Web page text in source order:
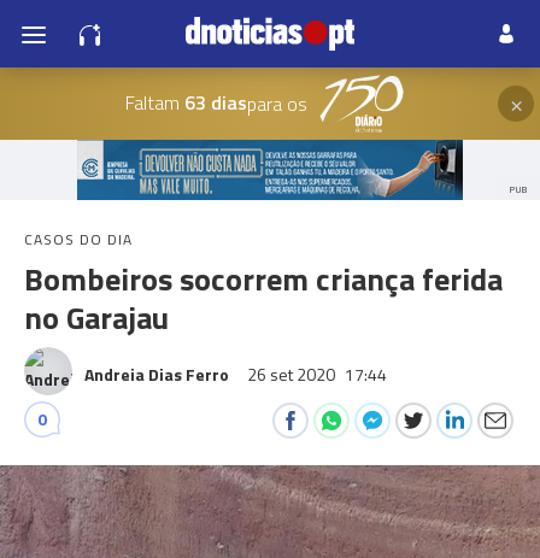
Faltam 63 diaspara os ×
PUB
CASOS DO DIA
Bombeiros socorrem criança ferida
no Garajau
Andreia Dias Ferro 26 set 2020 17:44
0